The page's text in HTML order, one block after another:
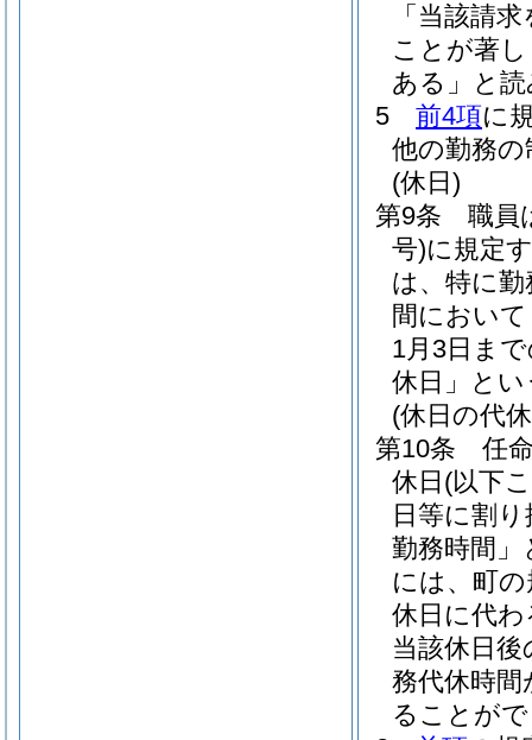
「当該請
ことが著
ある」と
5
前4項に
他の勤務
(休日)
第9条
職員
号)に規定
は、特に
間におい
1月3日ま
休日」とい
(休日の代
第10条
任
休日 (以下
日等に割
勤務時間」
には、町
休日に代わ
当該休日
務代休時
ることが